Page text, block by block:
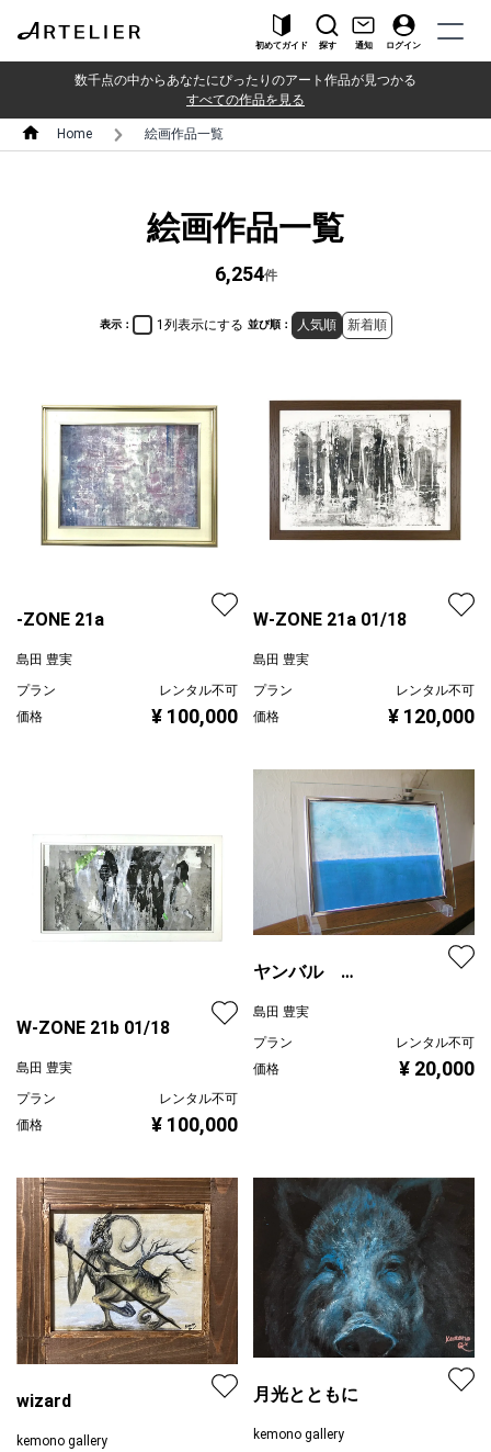
初めてガイド 探す 通知 ログイン
数千点の中からあなたにぴったりのアート作品が見つかる
すべての作品を見る
Home 絵画作品一覧
絵画作品一覧
6,254件
表示： 1列表示にする 並び順： 人気順 新着順
-ZONE 21a
島田 豊実
プラン
レンタル不可
価格
¥ 100,000
W-ZONE 21a 01/18
島田 豊実
プラン
レンタル不可
価格
¥ 120,000
W-ZONE 21b 01/18
島田 豊実
プラン
レンタル不可
価格
¥ 100,000
ヤンバル
島田 豊実
プラン
レンタル不可
価格
¥ 20,000
wizard
kemono gallery
月光とともに
kemono gallery